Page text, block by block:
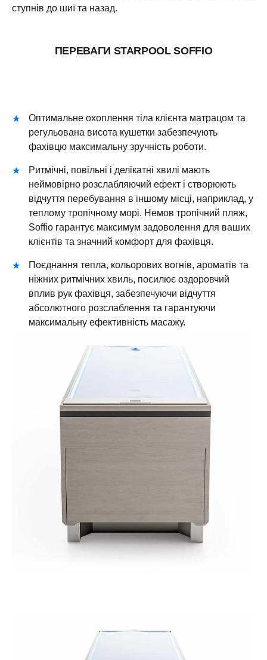
ступнів до шиї та назад.
ПЕРЕВАГИ STARPOOL SOFFIO
Оптимальне охоплення тіла клієнта матрацом та
регульована висота кушетки забезпечують
фахівцю максимальну зручність роботи.
Ритмічні, повільні і делікатні хвилі мають
неймовірно розслабляючий ефект і створюють
відчуття перебування в іншому місці, наприклад, у
теплому тропічному морі. Немов тропічний пляж,
Soffio гарантує максимум задоволення для ваших
клієнтів та значний комфорт для фахівця.
Поєднання тепла, кольорових вогнів, ароматів та
ніжних ритмічних хвиль, посилює оздоровчий
вплив рук фахівця, забезпечуючи відчуття
абсолютного розслаблення та гарантуючи
максимальну ефективність масажу.